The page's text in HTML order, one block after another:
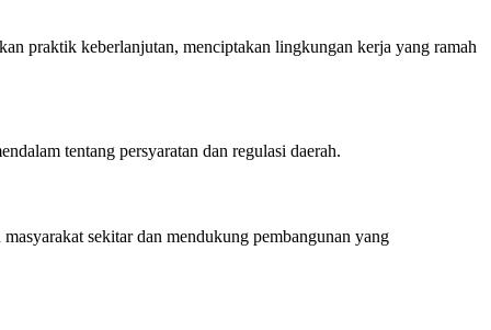
praktik keberlanjutan, menciptakan lingkungan kerja yang ramah
tentang persyaratan dan regulasi daerah.
sekitar dan mendukung pembangunan yang